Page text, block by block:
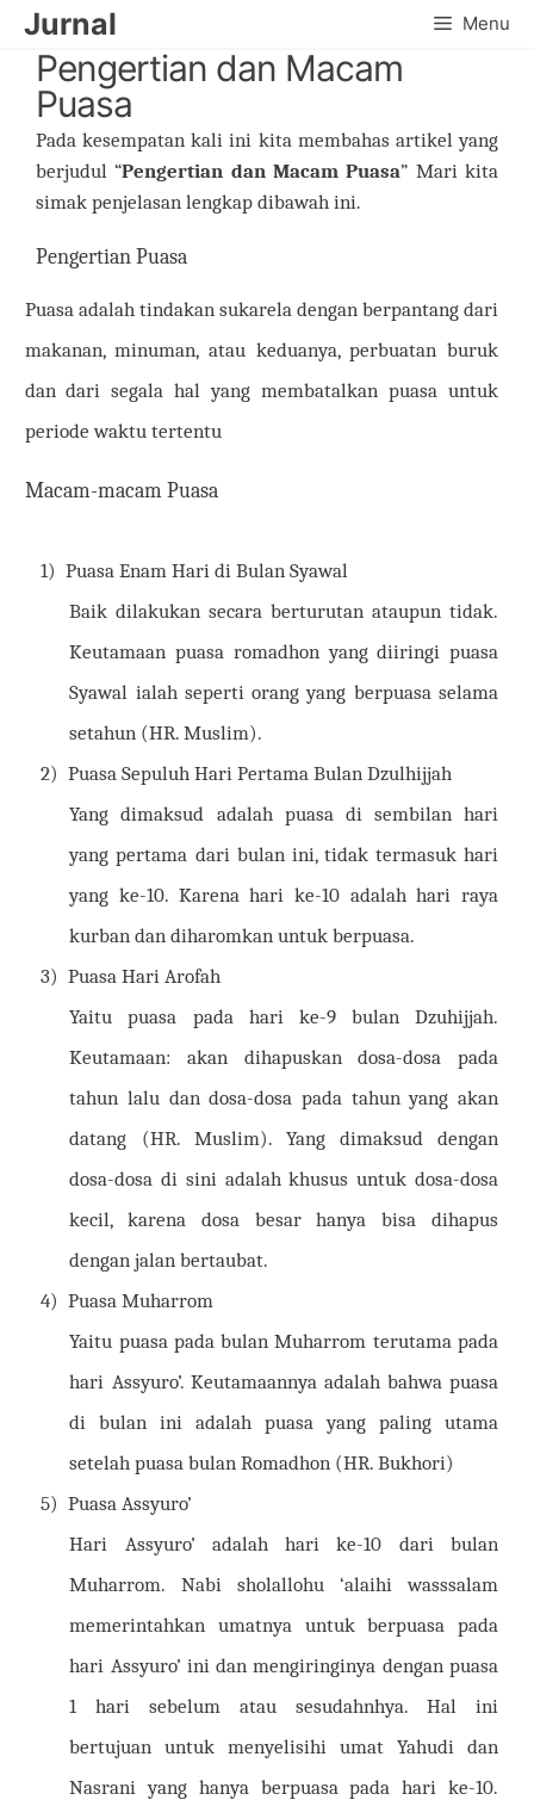
Skip
content
Jurnal Menu
Pengertian dan Macam
Puasa
Pada kesempatan kali ini kita membahas artikel yang
berjudul “Pengertian dan Macam Puasa” Mari kita
simak penjelasan lengkap dibawah ini.
Pengertian Puasa
Puasa adalah tindakan sukarela dengan berpantang dari
makanan, minuman, atau keduanya, perbuatan buruk
dan dari segala hal yang membatalkan puasa untuk
periode waktu tertentu
Macam-macam Puasa
1) Puasa Enam Hari di Bulan Syawal
Baik dilakukan secara berturutan ataupun tidak.
Keutamaan puasa romadhon yang diiringi puasa
Syawal ialah seperti orang yang berpuasa selama
setahun (HR. Muslim).
2) Puasa Sepuluh Hari Pertama Bulan Dzulhijjah
Yang dimaksud adalah puasa di sembilan hari
yang pertama dari bulan ini, tidak termasuk hari
yang ke-10. Karena hari ke-10 adalah hari raya
kurban dan diharomkan untuk berpuasa.
3) Puasa Hari Arofah
Yaitu puasa pada hari ke-9 bulan Dzuhijjah.
Keutamaan: akan dihapuskan dosa-dosa pada
tahun lalu dan dosa-dosa pada tahun yang akan
datang (HR. Muslim). Yang dimaksud dengan
dosa-dosa di sini adalah khusus untuk dosa-dosa
kecil, karena dosa besar hanya bisa dihapus
dengan jalan bertaubat.
4) Puasa Muharrom
Yaitu puasa pada bulan Muharrom terutama pada
hari Assyuro’. Keutamaannya adalah bahwa puasa
di bulan ini adalah puasa yang paling utama
setelah puasa bulan Romadhon (HR. Bukhori)
5) Puasa Assyuro’
Hari Assyuro’ adalah hari ke-10 dari bulan
Muharrom. Nabi sholallohu ‘alaihi wasssalam
memerintahkan umatnya untuk berpuasa pada
hari Assyuro’ ini dan mengiringinya dengan puasa
1 hari sebelum atau sesudahnhya. Hal ini
bertujuan untuk menyelisihi umat Yahudi dan
Nasrani yang hanya berpuasa pada hari ke-10.